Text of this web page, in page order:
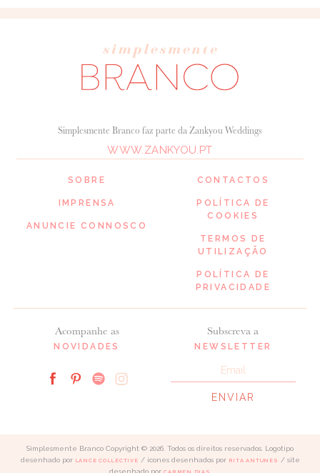
SOBRE
IMPRENSA
ANUNCIE CONNOSCO
Acompanhe as
NOVIDADES
Simplesmente Branco faz parte da Zankyou Weddings
WWW.ZANKYOU.PT
Subscreva a
NEWSLETTER
CONTACTOS
POLÍTICA DE
COOKIES
TERMOS DE
UTILIZAÇÃO
POLÍTICA DE
PRIVACIDADE
Simplesmente Branco Copyright © 2026. Todos os direitos reservados. Logotipo
desenhado por LANCE COLLECTIVE / ícones desenhados por RITA ANTUNES / site